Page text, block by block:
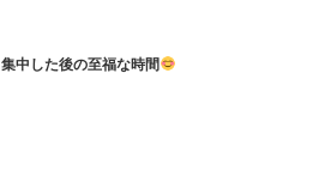
集中した後の至福な時間